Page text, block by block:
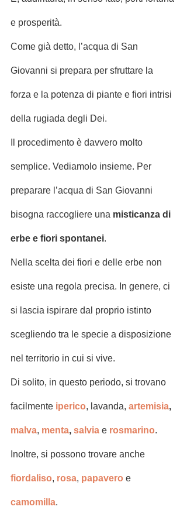
e prosperità.
Come già detto, l’acqua di San
Giovanni si prepara per sfruttare la
forza e la potenza di piante e fiori intrisi
della rugiada degli Dei.
Il procedimento è davvero molto
semplice. Vediamolo insieme. Per
preparare l’acqua di San Giovanni
bisogna raccogliere una misticanza di
erbe e fiori spontanei.
Nella scelta dei fiori e delle erbe non
esiste una regola precisa. In genere, ci
si lascia ispirare dal proprio istinto
scegliendo tra le specie a disposizione
nel territorio in cui si vive.
Di solito, in questo periodo, si trovano
facilmente iperico, lavanda, artemisia,
malva, menta, salvia e rosmarino.
Inoltre, si possono trovare anche
fiordaliso, rosa, papavero e
camomilla.